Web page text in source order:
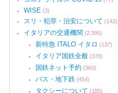
WISE (3)
スリ・犯罪・治安について (142)
イタリアの交通機関 (2,395)
新特急 ITALO イタロ (137)
イタリア国鉄全般 (378)
国鉄ネット予約 (360)
バス・地下鉄 (454)
タクシーについて (185)